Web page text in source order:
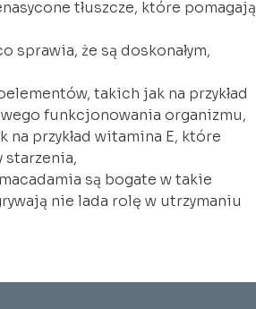
tłuszcze, które pomagają
sprawia, że są doskonałym,
takich jak na przykład
funkcjonowania organizmu,
przykład witamina E, które
starzenia,
są bogate w takie
nie lada rolę w utrzymaniu